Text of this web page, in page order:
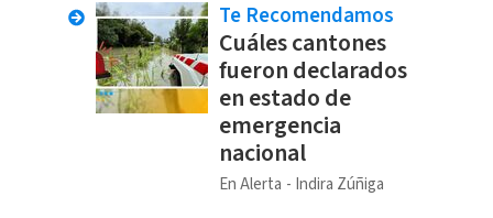
Te Recomendamos
Cuáles cantones
fueron declarados
en estado de
emergencia
nacional
En Alerta Indira Zúñiga